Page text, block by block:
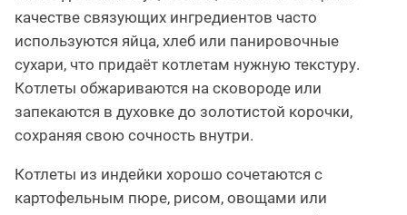
качестве связующих ингредиентов часто
используются яйца, хлеб или панировочные
сухари, что придаёт котлетам нужную текстуру.
Котлеты обжариваются на сковороде или
запекаются в духовке до золотистой корочки,
сохраняя свою сочность внутри.
Котлеты из индейки хорошо сочетаются с
картофельным пюре, рисом, овощами или